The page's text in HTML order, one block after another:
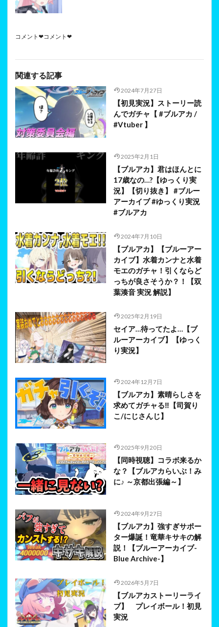
コメント❤コメント❤
関連する記事
2024年7月27日
【初見実況】ストーリー読
んでガチャ【 #ブルアカ /
#Vtuber 】
2025年2月1日
【ブルアカ】君はほんとに
17歳なの…?【ゆっくり実
況】【切り抜き】 #ブルー
アーカイブ #ゆっくり実況
#ブルアカ
2024年7月10日
【ブルアカ】【ブルーアー
カイブ】水着カンナと水着
モエのガチャ！引くならど
っちが良さそうか？！【双
葉湊音 実況 解説】
2025年2月19日
セイア…待ってたよ…【ブ
ルーアーカイブ】【ゆっく
り実況】
2024年12月7日
【ブルアカ】素晴らしさを
求めてガチャる‼️【司賀り
こ/にじさんじ】
2025年9月20日
【同時視聴】コラボ来るか
な？【ブルアカらいぶ！み
に♪ ～京都出張編～】
2024年9月27日
【ブルアカ】強すぎサポー
ター爆誕！竜華キサキの解
説！【ブルーアーカイブ-
Blue Archive-】
2026年5月7日
【ブルアカストーリーライ
ブ】 プレイボール！初見
実況